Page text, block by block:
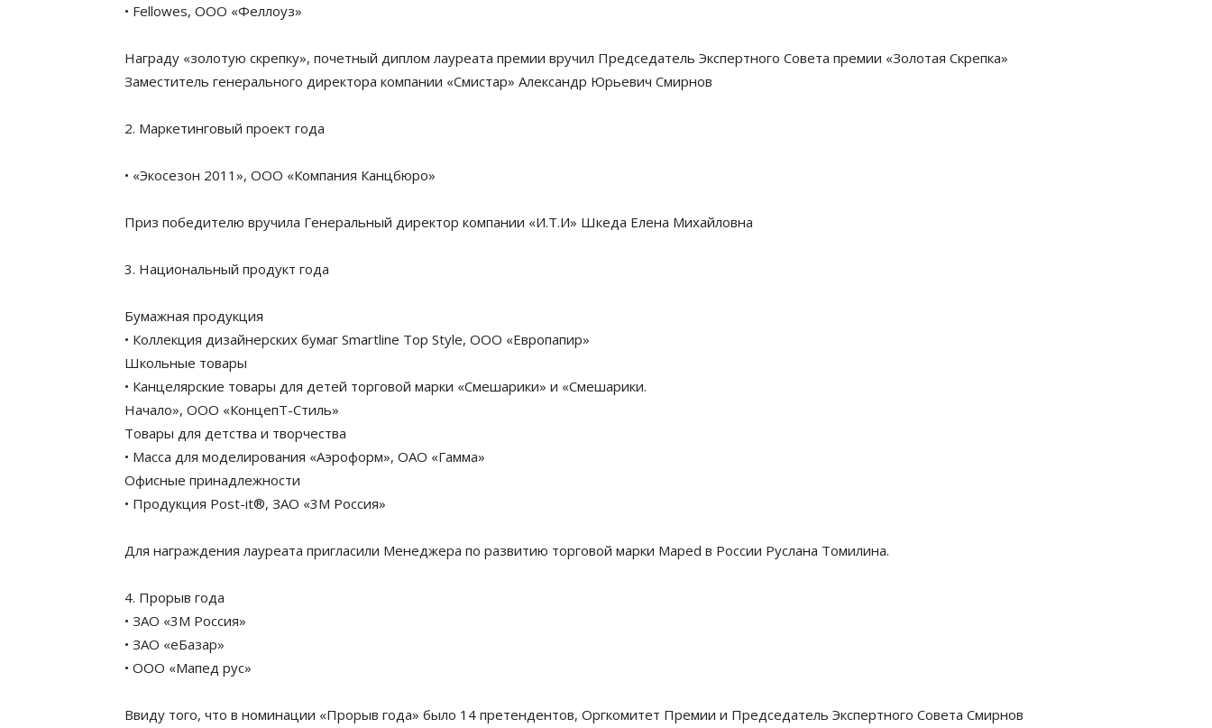
• Fellowes, ООО «Феллоуз»
Награду «золотую скрепку», почетный диплом лауреата премии вручил Председатель Экспертного Совета премии «Золотая Скрепка»
Заместитель генерального директора компании «Смистар» Александр Юрьевич Смирнов
2. Маркетинговый проект года
• «Экосезон 2011», ООО «Компания Канцбюро»
Приз победителю вручила Генеральный директор компании «И.Т.И» Шкеда Елена Михайловна
3. Национальный продукт года
Бумажная продукция
• Коллекция дизайнерских бумаг Smartline Top Style, ООО «Европапир»
Школьные товары
• Канцелярские товары для детей торговой марки «Смешарики» и «Смешарики.
Начало», ООО «КонцепТ-Стиль»
Товары для детства и творчества
• Масса для моделирования «Аэроформ», ОАО «Гамма»
Офисные принадлежности
• Продукция Post-it®, ЗАО «3М Россия»
Для награждения лауреата пригласили Менеджера по развитию торговой марки Maped в России Руслана Томилина.
4. Прорыв года
• ЗАО «3M Россия»
• ЗАО «еБазар»
• ООО «Мапед рус»
Ввиду того, что в номинации «Прорыв года» было 14 претендентов, Оргкомитет Премии и Председатель Экспертного Совета Смирнов